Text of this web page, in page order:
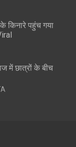
किनारे पहुंच गया
में छात्रों के बीच